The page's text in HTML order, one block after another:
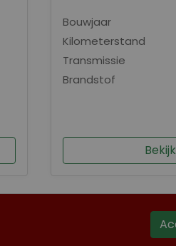
Bouwjaar
Kilometerstand
Transmissie
Brandstof